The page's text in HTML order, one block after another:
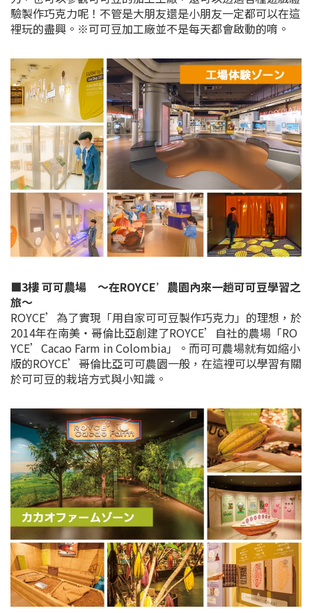
驗製作巧克力呢！不管是大朋友還是小朋友一定都可以在這
裡玩的盡興。※可可豆加工廠並不是每天都會啟動的唷。
■3樓 可可農場 ～在ROYCE’農園內來一趟可可豆學習之
旅～
ROYCE’為了實現「用自家可可豆製作巧克力」的理想，於
2014年在南美・哥倫比亞創建了ROYCE’自社的農場「RO
YCE’Cacao Farm in Colombia」。而可可農場就有如縮小
版的ROYCE’哥倫比亞可可農園一般，在這裡可以學習有關
於可可豆的栽培方式與小知識。